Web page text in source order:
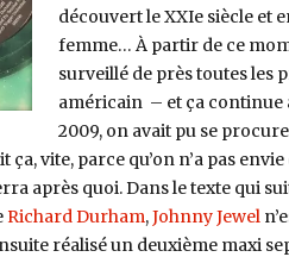
découvert le XXIe siècle et
femme… À partir de ce
surveillé de près toutes les
américain – et ça continue
2009, on avait pu se
vite, parce qu’on n’a pas
après quoi. Dans le texte qui
Richard Durham,Johnny Jewel
réalisé un deuxième maxi